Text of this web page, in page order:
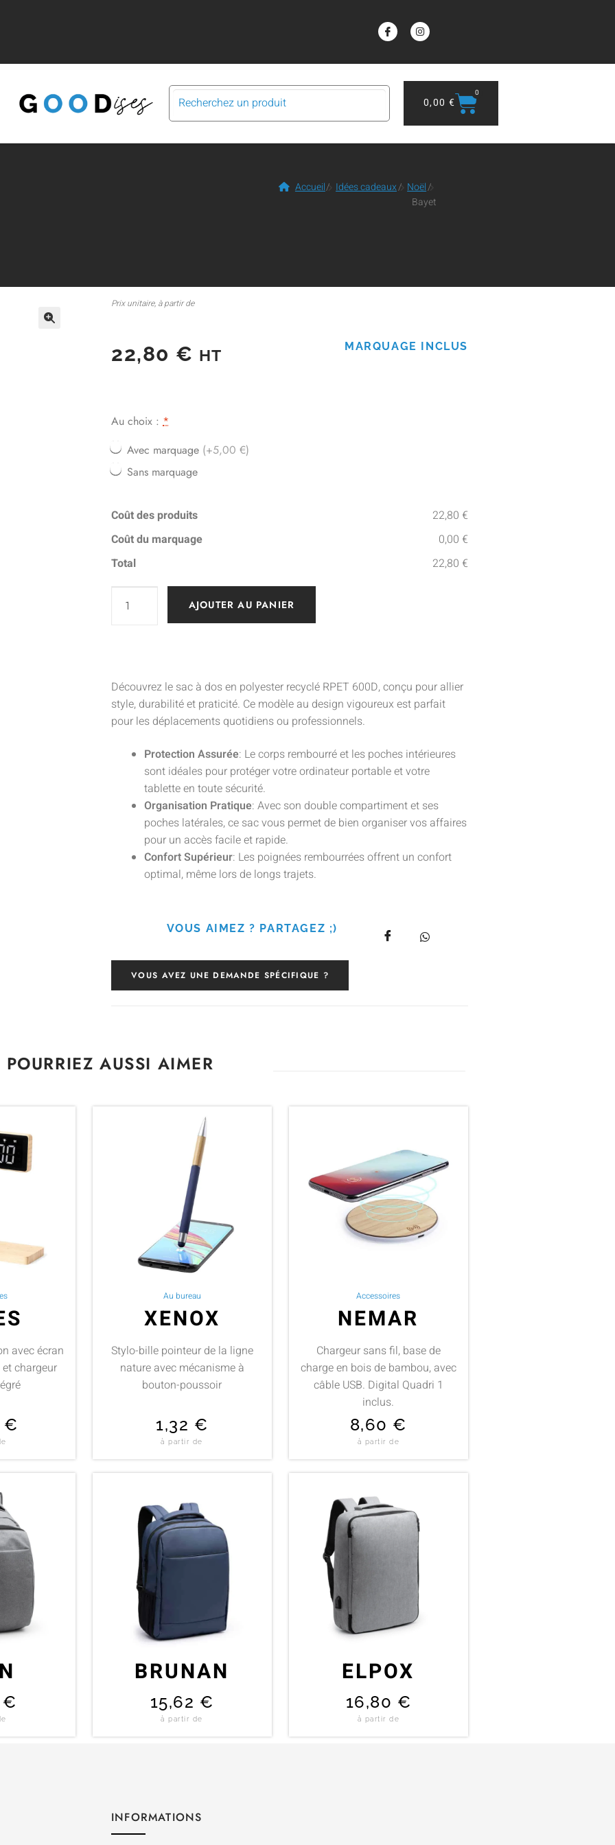
0,00 €
0
Accueil/ Idées cadeaux/ Noël/
Bayet
Prix unitaire, à partir de
22,80 € HT
MARQUAGE INCLUS
Au choix : *
Avec marquage (+5,00 €)
Sans marquage
Coût des produits
22,80 €
Coût du marquage
0,00 €
Total
22,80 €
AJOUTER AU PANIER
Découvrez le sac à dos en polyester recyclé RPET 600D, conçu pour allier
style, durabilité et praticité. Ce modèle au design vigoureux est parfait
pour les déplacements quotidiens ou professionnels.
Protection Assurée: Le corps rembourré et les poches intérieures
sont idéales pour protéger votre ordinateur portable et votre
tablette en toute sécurité.
Organisation Pratique: Avec son double compartiment et ses
poches latérales, ce sac vous permet de bien organiser vos affaires
pour un accès facile et rapide.
Confort Supérieur: Les poignées rembourrées offrent un confort
optimal, même lors de longs trajets.
VOUS AIMEZ ? PARTAGEZ ;)
VOUS AVEZ UNE DEMANDE SPÉCIFIQUE ?
AUSSI AIMER
avec écran
chargeur
€
Au bureau
XENOX
Stylo-bille pointeur de la ligne
nature avec mécanisme à
bouton-poussoir
1,32 €
à partir de
Accessoires
NEMAR
Chargeur sans fil, base de
charge en bois de bambou, avec
câble USB. Digital Quadri 1
inclus.
8,60 €
à partir de
€
BRUNAN
15,62 €
à partir de
ELPOX
16,80 €
à partir de
INFORMATIONS